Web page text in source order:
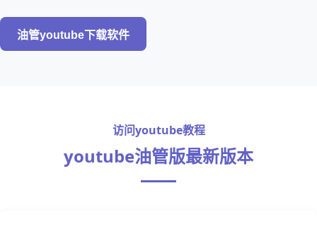
油管youtube下载软件
访问youtube教程
youtube油管版最新版本